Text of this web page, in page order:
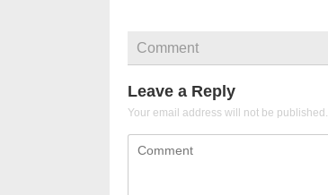
Comment
Leave a Reply
Your email address will not be published.